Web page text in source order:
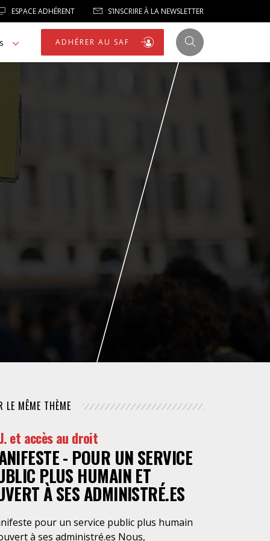
ESPACE ADHÉRENT S’INSCRIRE À LA NEWSLETTER
ADHÉRER AU SAF
NOTRE HOMMAGE
POLICE / MAINTIEN DE L'ORDRE
PROCÉDURE CIVILE
LE MÊME THÈME
et accès au droit
- POUR UN SERVICE
PLUS HUMAIN ET
À SES ADMINISTRÉ.ES
pour un service public plus humain
à ses administré.es Nous,